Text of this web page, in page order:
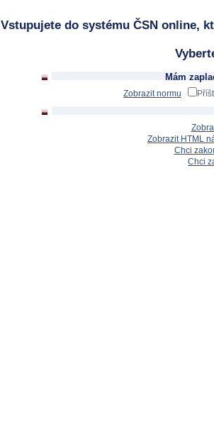
Vstupujete do systému ČSN online,
Mám
Zobrazit normu
Zobrazit HTML
Chci
Chci